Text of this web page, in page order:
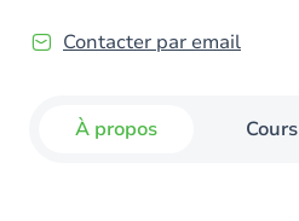
Contacter par email
À propos Cours